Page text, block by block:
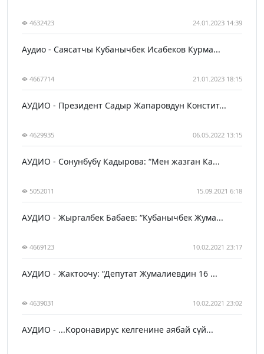
4632423 24.01.2023 14:39
Аудио - Саясатчы Кубанычбек Исабеков Курма...
4667714 21.01.2023 18:15
АУДИО - Президент Садыр Жапаровдун Констит...
4629935 06.05.2022 13:15
АУДИО - Сонунбүбү Кадырова: “Мен жазган Ка...
5052011 15.09.2021 6:18
АУДИО - Жыргалбек Бабаев: “Кубанычбек Жума...
4669123 10.02.2021 23:17
АУДИО - Жактоочу: “Депутат Жумалиевдин 16 ...
4639031 10.02.2021 23:02
АУДИО - ...Коронавирус келгенине аябай сүй...